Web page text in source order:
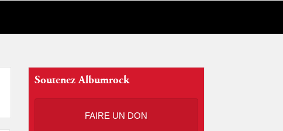
Soutenez Albumrock
FAIRE UN DON